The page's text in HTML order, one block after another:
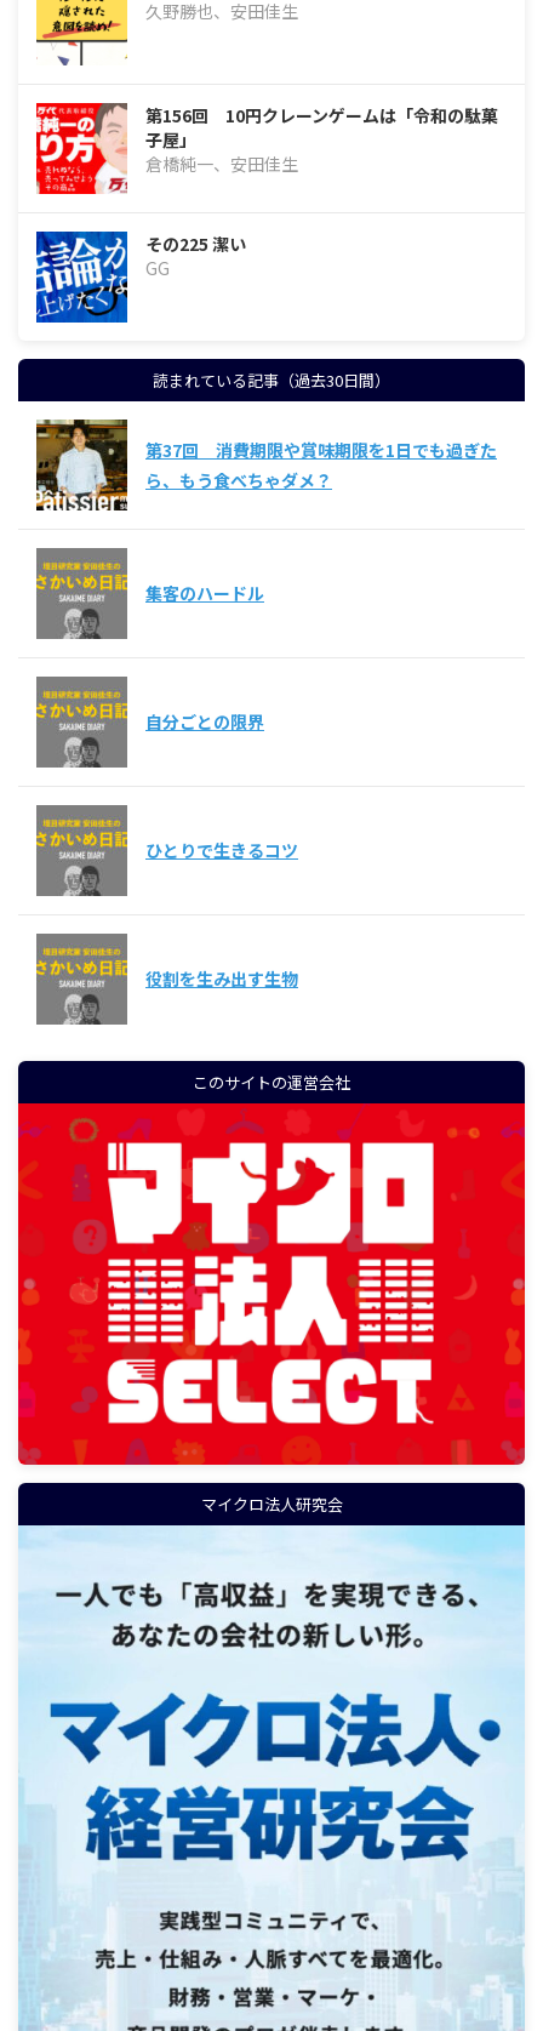
久野勝也、安田佳生
第156回 10円クレーンゲームは「令和の駄菓
子屋」
倉橋純一、安田佳生
その225 潔い
GG
読まれている記事（過去30日間）
第37回 消費期限や賞味期限を1日でも過ぎた
ら、もう食べちゃダメ？
集客のハードル
自分ごとの限界
ひとりで生きるコツ
役割を生み出す生物
このサイトの運営会社
マイクロ法人研究会